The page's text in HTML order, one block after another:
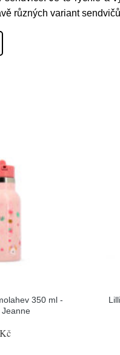
různých variant
350 ml -
Jeanne